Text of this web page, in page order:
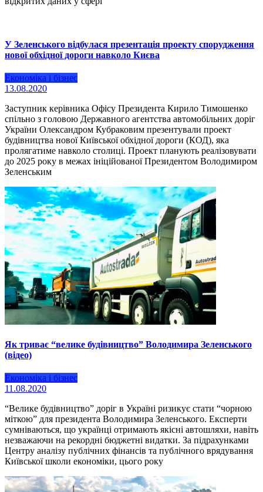
У Зеленського відбулася презентація проекту спорудження
нової обхідної дороги навколо Києва
Економіка і бізнес
13.08.2020
Заступник керівника Офісу Президента Кирило Тимошенко
спільно з головою Державного агентства автомобільних доріг
України Олександром Кубраковим презентували проект
будівництва нової Київської обхідної дороги (КОД), яка
пролягатиме навколо столиці. Проект планують реалізовувати
до 2025 року в межах ініційованої Президентом Володимиром
Зеленським
Як триває “велике будівництво” Володимира Зеленського
(відео)
Економіка і бізнес
11.08.2020
“Велике будівництво” доріг в Україні ризикує стати “чорною
міткою” для президента Володимира Зеленського. Експерти
сумніваються, що українці отримають якісні автошляхи, навіть
незважаючи на рекордні бюджетні видатки. За підрахунками
Центру аналізу публічних фінансів та публічного врядування
Київської школи економіки, цього року